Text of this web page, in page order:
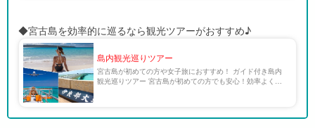
◆宮古島を効率的に巡るなら観光ツアーがおすすめ♪
島内観光巡りツアー
宮古島が初めての方や女子旅におすすめ！ ガイド付き島内
観光巡りツアー 宮古島が初めての方でも安心！効率よく楽